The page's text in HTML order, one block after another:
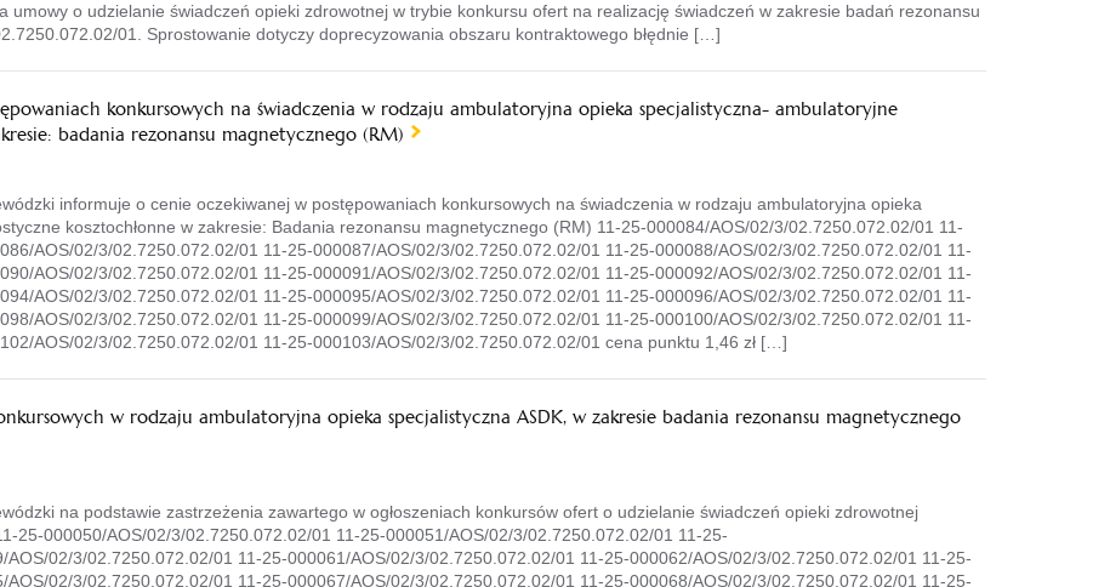
umowy o udzielanie świadczeń opieki zdrowotnej w trybie konkursu ofert na realizację świadczeń w zakresie badań rezonansu
01. Sprostowanie dotyczy doprecyzowania obszaru kontraktowego błędnie […]
konkursowych na świadczenia w rodzaju ambulatoryjna opieka specjalistyczna- ambulatoryjne
badania rezonansu magnetycznego (RM)
informuje o cenie oczekiwanej w postępowaniach konkursowych na świadczenia w rodzaju ambulatoryjna opieka
kosztochłonne w zakresie: Badania rezonansu magnetycznego (RM) 11-25-000084/AOS/02/3/02.7250.072.02/01 11-
AOS/02/3/02.7250.072.02/01 11-25-000087/AOS/02/3/02.7250.072.02/01 11-25-000088/AOS/02/3/02.7250.072.02/01 11-
AOS/02/3/02.7250.072.02/01 11-25-000091/AOS/02/3/02.7250.072.02/01 11-25-000092/AOS/02/3/02.7250.072.02/01 11-
AOS/02/3/02.7250.072.02/01 11-25-000095/AOS/02/3/02.7250.072.02/01 11-25-000096/AOS/02/3/02.7250.072.02/01 11-
AOS/02/3/02.7250.072.02/01 11-25-000099/AOS/02/3/02.7250.072.02/01 11-25-000100/AOS/02/3/02.7250.072.02/01 11-
AOS/02/3/02.7250.072.02/01 11-25-000103/AOS/02/3/02.7250.072.02/01 cena punktu 1,46 zł […]
w rodzaju ambulatoryjna opieka specjalistyczna ASDK, w zakresie badania rezonansu magnetycznego
na podstawie zastrzeżenia zawartego w ogłoszeniach konkursów ofert o udzielanie świadczeń opieki zdrowotnej
25-000050/AOS/02/3/02.7250.072.02/01 11-25-000051/AOS/02/3/02.7250.072.02/01 11-25-
02/3/02.7250.072.02/01 11-25-000061/AOS/02/3/02.7250.072.02/01 11-25-000062/AOS/02/3/02.7250.072.02/01 11-25-
02/3/02.7250.072.02/01 11-25-000067/AOS/02/3/02.7250.072.02/01 11-25-000068/AOS/02/3/02.7250.072.02/01 11-25-